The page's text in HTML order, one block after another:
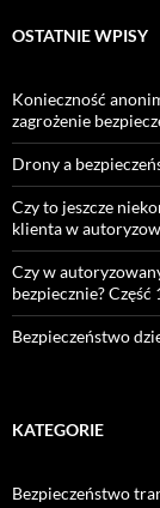
OSTATNIE WPISY
Konieczność
zagrożenie
Drony a
Czy to jeszcze
klienta w
Czy w
bezpiecznie? Część
Bezpieczeństwo
KATEGORIE
Bezpieczeństwo